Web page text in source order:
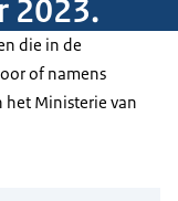
2023.
die in de
of namens
Ministerie van